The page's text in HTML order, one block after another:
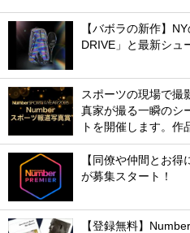
【バボラの新作】
DRIVE」と最新シュ
スポーツの現場で撮
真家が撮る一瞬のシ
トを開催します。作
【同僚や仲間とお
が募集スタート！
【登録無料】